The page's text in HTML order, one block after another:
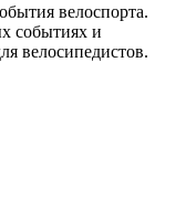
велоспорта.
событиях и
велосипедистов.